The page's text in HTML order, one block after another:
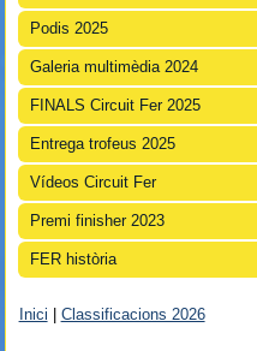
Podis 2025
Galeria multimèdia 2024
FINALS Circuit Fer 2025
Entrega trofeus 2025
Vídeos Circuit Fer
Premi finisher 2023
FER història
Inici Classificacions 2026